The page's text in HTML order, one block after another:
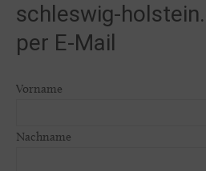
schleswig-
per E-Mail
Vorname
Nachname